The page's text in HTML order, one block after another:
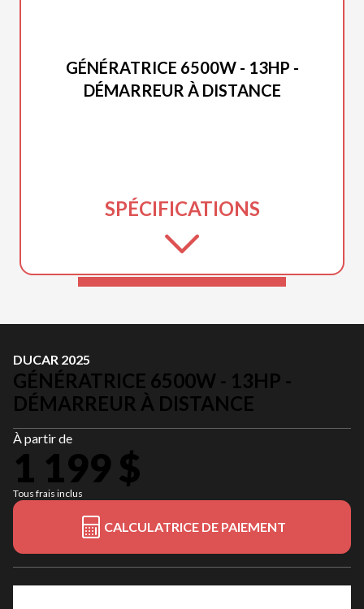
GÉNÉRATRICE 6500W - 13HP -
DÉMARREUR À DISTANCE
SPÉCIFICATIONS
DUCAR 2025
GÉNÉRATRICE 6500W - 13HP -
DÉMARREUR À DISTANCE
À partir de
1 199 $
Tous frais inclus
CALCULATRICE DE PAIEMENT